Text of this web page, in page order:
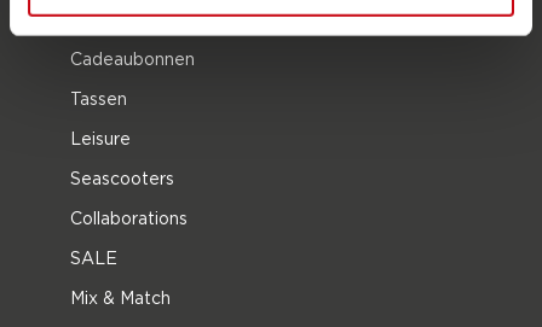
Boating accessoires
Cadeaubonnen
Tassen
Leisure
Seascooters
Collaborations
SALE
Mix & Match